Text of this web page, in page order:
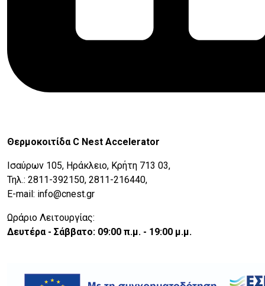
Θερμοκοιτίδα C Nest Accelerator
Ισαύρων 105, Ηράκλειο, Κρήτη 713 03,
Τηλ.: 2811-392150, 2811-216440,
E-mail: info@cnest.gr
Ωράριο Λειτουργίας:
Δευτέρα - Σάββατο: 09:00 π.μ. - 19:00 μ.μ.